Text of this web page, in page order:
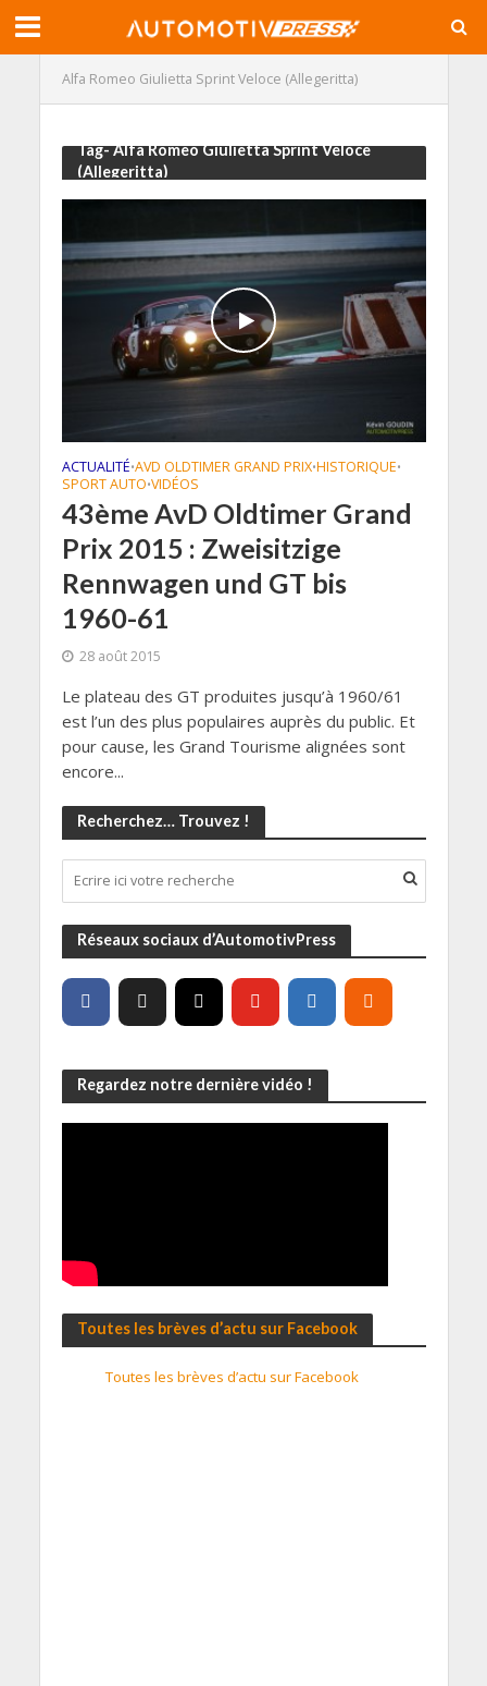
Alfa Romeo Giulietta Sprint Veloce (Allegeritta)
Tag- Alfa Romeo Giulietta Sprint Veloce
(Allegeritta)
ACTUALITÉ•AVD OLDTIMER GRAND PRIX•HISTORIQUE•
SPORT AUTO•VIDÉOS
43ème AvD Oldtimer Grand
Prix 2015 : Zweisitzige
Rennwagen und GT bis
1960-61
28 août 2015
Le plateau des GT produites jusqu’à 1960/61
est l’un des plus populaires auprès du public. Et
pour cause, les Grand Tourisme alignées sont
encore...
Recherchez… Trouvez !
Réseaux sociaux d’AutomotivPress
Regardez notre dernière vidéo !
Toutes les brèves d’actu sur Facebook
Toutes les brèves d’actu sur Facebook